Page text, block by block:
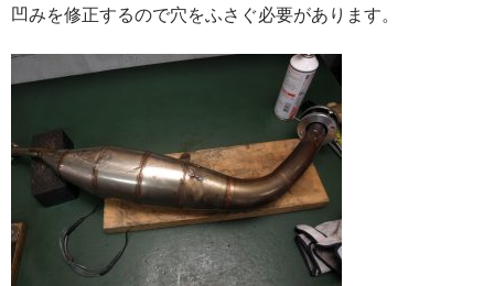
凹みを修正するので穴をふさぐ必要があります。